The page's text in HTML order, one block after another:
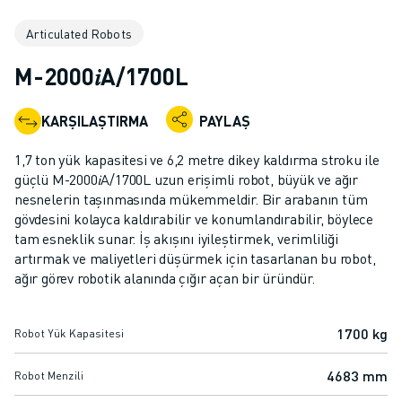
İŞBIRLIKÇI ROBOTLAR
ROBOT KONTROLÖRLERI
ROBOT AKSESUARLARI
ROBOT YAZILIMI
EĞITIM AMAÇLI ROBOTIK ÜRÜNLERI
ROBOT OTOMASYONU
ARK KAYNAK ROBOTLARI
EKLEMLI ROBOTLAR
ARC MATE SERISI
M-900 SERISI
GIDA VE TEMIZ ODA ROBOTLARI
PALETLEME ROBOTLARI
Articulated Robots
M-2000𝑖A/1700L
KARŞILAŞTIRMA PAYLAŞ
1,7 ton yük kapasitesi ve 6,2 metre dikey kaldırma stroku ile
güçlü M-2000𝑖A/1700L uzun erişimli robot, büyük ve ağır
nesnelerin taşınmasında mükemmeldir. Bir arabanın tüm
gövdesini kolayca kaldırabilir ve konumlandırabilir, böylece
tam esneklik sunar. İş akışını iyileştirmek, verimliliği
artırmak ve maliyetleri düşürmek için tasarlanan bu robot,
ağır görev robotik alanında çığır açan bir üründür.
Robot Yük Kapasitesi 1700 kg
Robot Menzili 4683 mm